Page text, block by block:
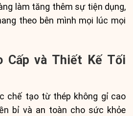
làm tăng thêm sự tiện dụng,
theo bên mình mọi lúc mọi
Cấp và Thiết Kế Tối
chế tạo từ thép không gỉ cao
bỉ và an toàn cho sức khỏe